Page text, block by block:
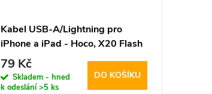
Kabel USB-A/Lightning pro
iPhone a iPad - Hoco, X20 Flash
Black
79 Kč
Skladem - hned
k odeslání>5 ks
DO KOŠÍKU